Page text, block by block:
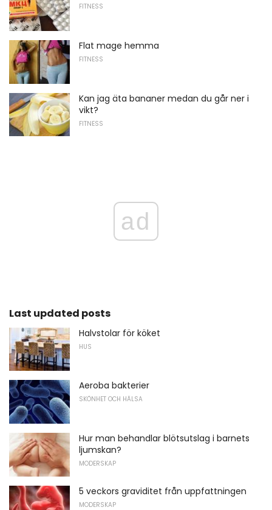
FITNESS
Flat mage hemma
FITNESS
Kan jag äta bananer medan du går ner i
vikt?
FITNESS
ad
Last updated posts
Halvstolar för köket
HUS
Aeroba bakterier
SKÖNHET OCH HÄLSA
Hur man behandlar blötsutslag i barnets
ljumskan?
MODERSKAP
5 veckors graviditet från uppfattningen
MODERSKAP